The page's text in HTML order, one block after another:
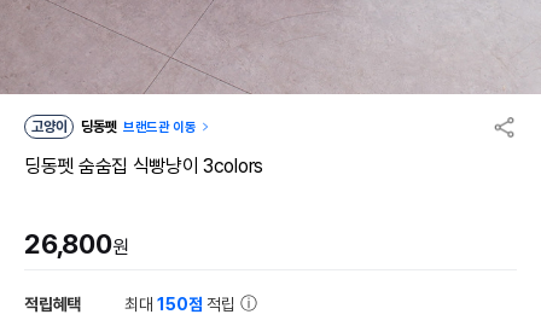
고양이 딩동펫 브랜드관 이동
딩동펫 숨숨집 식빵냥이 3colors
26,800원
적립혜택 최대150점 적립